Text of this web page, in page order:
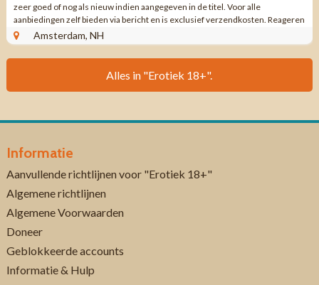
zeer goed of nog als nieuw indien aangegeven in de titel. Voor alle
aanbiedingen zelf bieden via bericht en is exclusief verzendkosten. Reageren
via aanbieding ...
Amsterdam, NH
Alles in "Erotiek 18+".
Informatie
Aanvullende richtlijnen voor "Erotiek 18+"
Algemene richtlijnen
Algemene Voorwaarden
Doneer
Geblokkeerde accounts
Informatie & Hulp